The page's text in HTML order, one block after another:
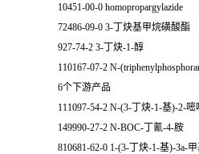
10451-00-0 homopropargylazide
72486-09-0 3-丁炔基甲烷磺酸酯
927-74-2 3-丁炔-1-醇
110167-07-2 N-
6个下游产品
111097-54-2 N-(3-丁炔-1-基)-2-嘧
149990-27-2 N-BOC-丁氰-4-胺
810681-62-0 1-(3-丁炔-1-基)-3a-